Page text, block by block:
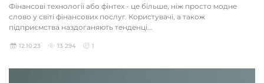
Фінансові технології або фінтех - це більше, ніж просто модне
слово у світі фінансових послуг. Користувачі, а також
підприємства наздоганяють тенденці...
12.10.23 13 294 1